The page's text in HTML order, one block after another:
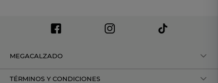
MEGACALZADO
TÉRMINOS Y CONDICIONES